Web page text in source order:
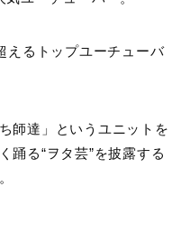
えるトップユーチューバ
師達」というユニットを
踊る“ヲタ芸”を披露する